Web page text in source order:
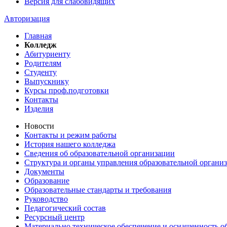
Авторизация
Главная
Колледж
Абитуриенту
Родителям
Студенту
Выпускнику
Курсы проф.подготовки
Контакты
Изделия
Новости
Контакты и режим работы
История нашего колледжа
Сведения об образовательной организации
Структура и органы управления образовательной
Документы
Образование
Образовательные стандарты и требования
Руководство
Педагогический состав
Ресурсный центр